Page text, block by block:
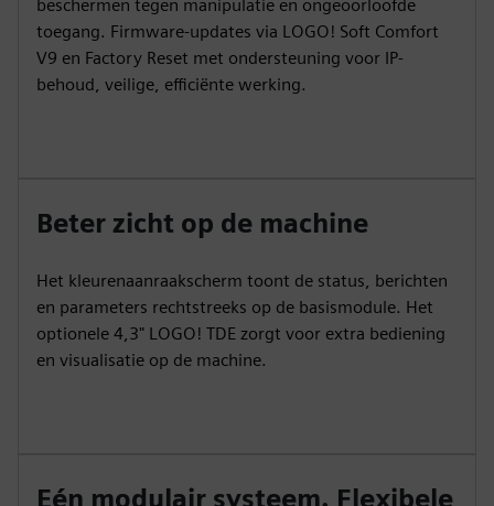
beschermen tegen manipulatie en ongeoorloofde
toegang. Firmware-updates via LOGO! Soft Comfort
V9 en Factory Reset met ondersteuning voor IP-
behoud, veilige, efficiënte werking.
Beter zicht op de machine
Het kleurenaanraakscherm toont de status, berichten
en parameters rechtstreeks op de basismodule. Het
optionele 4,3" LOGO! TDE zorgt voor extra bediening
en visualisatie op de machine.
Eén modulair systeem. Flexibele